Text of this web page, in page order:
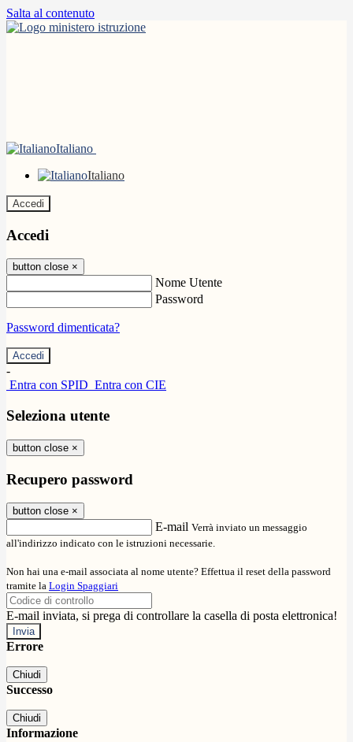
Salta al contenuto
Italiano
Italiano
Accedi
Accedi
button close ×
Nome Utente
Password
Password dimenticata?
-
Entra con SPID Entra con CIE
Seleziona utente
button close ×
Recupero password
button close ×
E-mail Verrà inviato un messaggio
all'indirizzo indicato con le istruzioni necessarie.
Non hai una e-mail associata al nome utente? Effettua il reset della password
tramite la Login Spaggiari
E-mail inviata, si prega di controllare la casella di posta elettronica!
Errore
Chiudi
Successo
Chiudi
Informazione